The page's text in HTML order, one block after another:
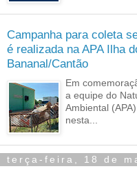
Campanha para coleta
é realizada na APA Ilha
Bananal/Cantão
Em
a equipe do
Ambiental
nesta...
terça-feira, 18 de